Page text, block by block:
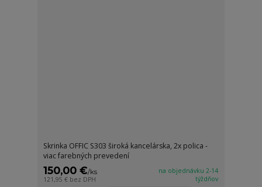
Skrinka OFFIC S303 široká kancelárska, 2x polica -
viac farebných prevedení
150,00 €/ks
121,95 € bez DPH
na objednávku 2-14
týždňov